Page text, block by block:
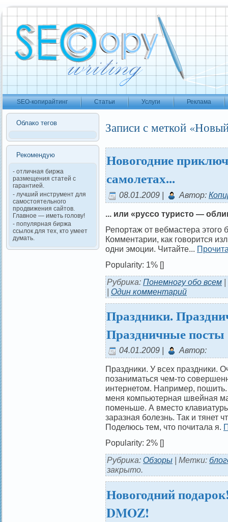
SEO-копирайтинг Статьи Услуги Реклама
Облако тегов
Рекомендую
- отличная биржа
размещения статей с
гарантией.
- лучший инструмент для
самостоятельного
продвижения сайтов.
Главное — иметь голову!
- популярная биржа
ссылок для тех, кто умеет
думать.
Записи с меткой
Новогодние
самолетах...
08.01.2009 | Автор:
... или «руссо туристо —
Репортаж от вебмастера этого
Комментарии, как говорится
одни эмоции. Читайте...
Popularity: 1% []
Рубрика: Понемногу обо всем
| Один комментарий
Праздники.
Праздничные посты
04.01.2009 | Автор:
Праздники. У всех праздники.
позаниматься чем-то
интернетом. Например, пошить.
меня компьютерная швейная
поменьше. А вместо
заразная болезнь. Так и тянет
Поделюсь тем, что почитала я.
Popularity: 2% []
Рубрика: Обзоры | Метки:
закрыто.
Новогодний
DMOZ!